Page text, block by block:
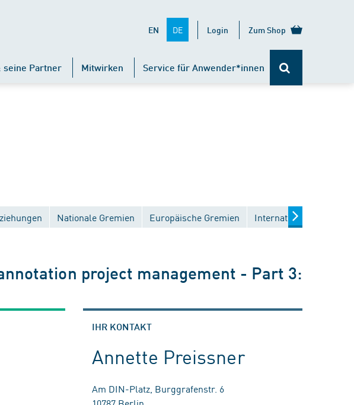
EN DE Login Zum Shop
seine Partner Mitwirken Service für Anwender*innen
Nationale Gremien Europäische Gremien Internationale Gremien
project management - Part 3:
IHR KONTAKT
Annette Preissner
Am DIN-Platz, Burggrafenstr. 6